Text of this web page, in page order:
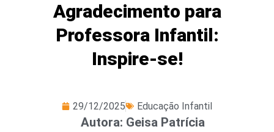
Agradecimento para
Professora Infantil:
Inspire-se!
29/12/2025 Educação Infantil
Autora: Geisa Patrícia